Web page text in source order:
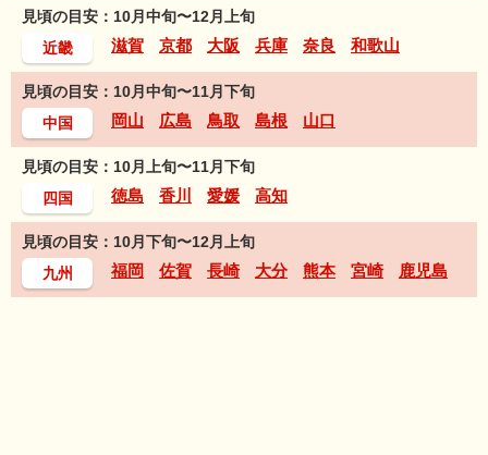
見頃の目安：10月中旬〜12月上旬
近畿
滋賀 京都 大阪 兵庫 奈良 和歌山
見頃の目安：10月中旬〜11月下旬
中国
岡山 広島 鳥取 島根 山口
見頃の目安：10月上旬〜11月下旬
四国
徳島 香川 愛媛 高知
見頃の目安：10月下旬〜12月上旬
九州
福岡 佐賀 長崎 大分 熊本 宮崎 鹿児島